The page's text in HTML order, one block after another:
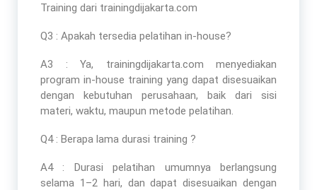
Training dari trainingdijakarta.com
Q3 : Apakah tersedia pelatihan in-house?
A3 : Ya, trainingdijakarta.com menyediakan
program in-house training yang dapat disesuaikan
dengan kebutuhan perusahaan, baik dari sisi
materi, waktu, maupun metode pelatihan.
Q4 : Berapa lama durasi training ?
A4 : Durasi pelatihan umumnya berlangsung
selama 1–2 hari, dan dapat disesuaikan dengan